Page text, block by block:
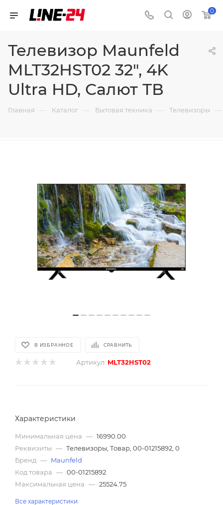
0
Телевизор Maunfeld
MLT32HST02 32", 4K
Ultra HD, Салют ТВ
Главная — Каталог — Бытовая техника — Телевизоры —
В ИЗБРАННОЕ СРАВНИТЬ
Артикул: MLT32HST02
Характеристики
Минимальная цена — 16990.00
Реквизиты — Телевизоры, Товар, 00-01215892, 0
Бренд — Maunfeld
Код товара — 00-01215892
Максимальная цена — 25524.75
Все характеристики